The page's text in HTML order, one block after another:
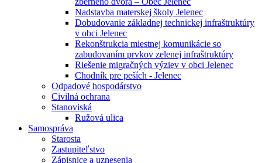
Nadstavba materskej školy Jelenec
Dobudovanie základnej technickej infraštruktúry
v obci Jelenec
Rekonštrukcia miestnej komunikácie so
zabudovaním prvkov zelenej infraštruktúry
Riešenie migračných výziev v obci Jelenec
Chodník pre peších - Jelenec
Odpadové hospodárstvo
Civilná ochrana
Stanoviská
Ružová ulica
Samospráva
Starosta
Zastupiteľstvo
Zápisnice a uznesenia